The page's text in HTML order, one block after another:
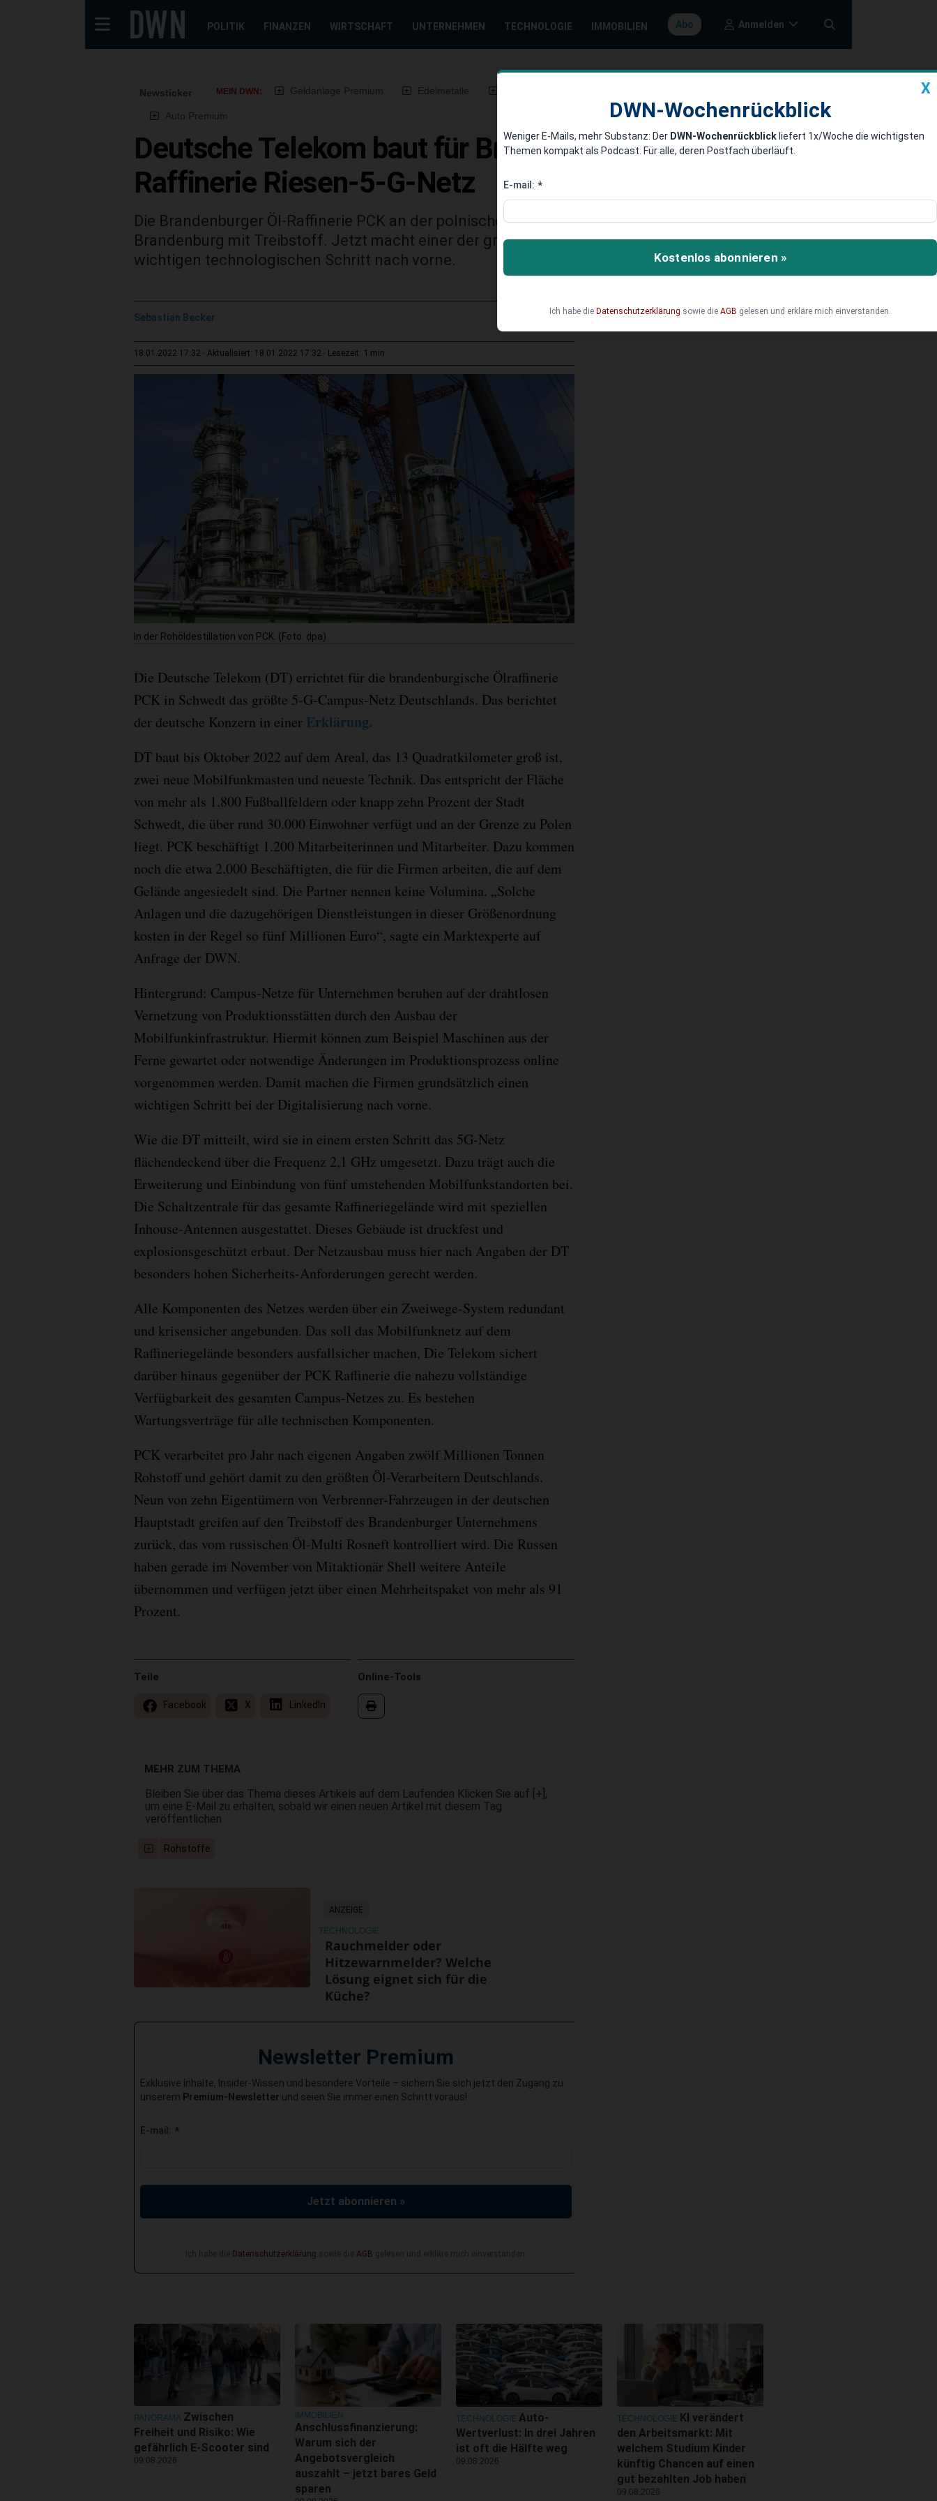
POLITIK FINANZEN WIRTSCHAFT UNTERNEHMEN TECHNOLOGIE IMMOBILIEN Abo Anmelden
Newsticker MEIN DWN: Geldanlage Premium Edelmetalle
Auto Premium
Deutsche Telekom baut für Brandenburger Groß-
Raffinerie Riesen-5-G-Netz
Die Brandenburger Öl-Raffinerie PCK an der polnischen Grenze versorgt ganz Berlin und
Brandenburg mit Treibstoff. Jetzt macht einer der größten Verarbeiter Deutschlands einen ganz
wichtigen technologischen Schritt nach vorne.
Sebastian Becker
18.01.2022 17:32 Aktualisiert: 18.01.2022 17:32 Lesezeit: 1 min
In der Rohöldestillation von PCK. (Foto: dpa)
Die Deutsche Telekom (DT) errichtet für die brandenburgische Ölraffinerie
PCK in Schwedt das größte 5-G-Campus-Netz Deutschlands. Das berichtet
der deutsche Konzern in einer Erklärung.
DT baut bis Oktober 2022 auf dem Areal, das 13 Quadratkilometer groß ist,
zwei neue Mobilfunkmasten und neueste Technik. Das entspricht der Fläche
von mehr als 1.800 Fußballfeldern oder knapp zehn Prozent der Stadt
Schwedt, die über rund 30.000 Einwohner verfügt und an der Grenze zu Polen
liegt. PCK beschäftigt 1.200 Mitarbeiterinnen und Mitarbeiter. Dazu kommen
noch die etwa 2.000 Beschäftigten, die für die Firmen arbeiten, die auf dem
Gelände angesiedelt sind. Die Partner nennen keine Volumina. „Solche
Anlagen und die dazugehörigen Dienstleistungen in dieser Größenordnung
kosten in der Regel so fünf Millionen Euro“, sagte ein Marktexperte auf
Anfrage der DWN.
Hintergrund: Campus-Netze für Unternehmen beruhen auf der drahtlosen
Vernetzung von Produktionsstätten durch den Ausbau der
Mobilfunkinfrastruktur. Hiermit können zum Beispiel Maschinen aus der
Ferne gewartet oder notwendige Änderungen im Produktionsprozess online
vorgenommen werden. Damit machen die Firmen grundsätzlich einen
wichtigen Schritt bei der Digitalisierung nach vorne.
Wie die DT mitteilt, wird sie in einem ersten Schritt das 5G-Netz
flächendeckend über die Frequenz 2,1 GHz umgesetzt. Dazu trägt auch die
Erweiterung und Einbindung von fünf umstehenden Mobilfunkstandorten bei.
Die Schaltzentrale für das gesamte Raffineriegelände wird mit speziellen
Inhouse-Antennen ausgestattet. Dieses Gebäude ist druckfest und
explosionsgeschützt erbaut. Der Netzausbau muss hier nach Angaben der DT
besonders hohen Sicherheits-Anforderungen gerecht werden.
Alle Komponenten des Netzes werden über ein Zweiwege-System redundant
und krisensicher angebunden. Das soll das Mobilfunknetz auf dem
Raffineriegelände besonders ausfallsicher machen, Die Telekom sichert
darüber hinaus gegenüber der PCK Raffinerie die nahezu vollständige
Verfügbarkeit des gesamten Campus-Netzes zu. Es bestehen
Wartungsverträge für alle technischen Komponenten.
PCK verarbeitet pro Jahr nach eigenen Angaben zwölf Millionen Tonnen
Rohstoff und gehört damit zu den größten Öl-Verarbeitern Deutschlands.
Neun von zehn Eigentümern von Verbrenner-Fahrzeugen in der deutschen
Hauptstadt greifen auf den Treibstoff des Brandenburger Unternehmens
zurück, das vom russischen Öl-Multi Rosneft kontrolliert wird. Die Russen
haben gerade im November von Mitaktionär Shell weitere Anteile
übernommen und verfügen jetzt über einen Mehrheitspaket von mehr als 91
Prozent.
Online-Tools
Teile
Facebook X LinkedIn
MEHR ZUM THEMA
Bleiben Sie über das Thema dieses Artikels auf dem Laufenden Klicken Sie auf [+],
um eine E-Mail zu erhalten, sobald wir einen neuen Artikel mit diesem Tag
veröffentlichen
Rohstoffe
ANZEIGE
TECHNOLOGIE
Rauchmelder oder
Hitzewarnmelder? Welche
Lösung eignet sich für die
Küche?
Newsletter Premium
Exklusive Inhalte, Insider-Wissen und besondere Vorteile – sichern Sie sich jetzt den Zugang zu
unserem Premium-Newsletter und seien Sie immer einen Schritt voraus!
E-mail: *
Jetzt abonnieren »
Ich habe die Datenschutzerklärung sowie die AGB gelesen und erkläre mich einverstanden.
X
DWN-Wochenrückblick
Weniger E-Mails, mehr Substanz: Der DWN-Wochenrückblick liefert 1x/Woche die wichtigsten
Themen kompakt als Podcast. Für alle, deren Postfach überläuft.
E-mail: *
Kostenlos abonnieren »
Ich habe die Datenschutzerklärung sowie die AGB gelesen und erkläre mich einverstanden.
PANORAMA Zwischen
Freiheit und Risiko: Wie
gefährlich E-Scooter sind
09.08.2026
IMMOBILIEN
Anschlussfinanzierung:
Warum sich der
Angebotsvergleich
auszahlt – jetzt bares Geld
sparen
TECHNOLOGIE Auto-
Wertverlust: In drei Jahren
ist oft die Hälfte weg
09.08.2026
TECHNOLOGIE KI verändert
den Arbeitsmarkt: Mit
welchem Studium Kinder
künftig Chancen auf einen
gut bezahlten Job haben
09.08.2026